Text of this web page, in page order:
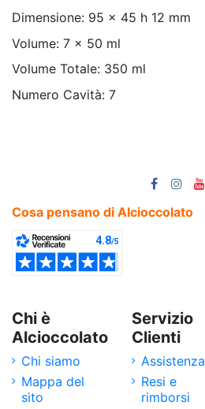
Dimensione: 95 x 45 h 12 mm
Volume: 7 x 50 ml
Volume Totale: 350 ml
Numero Cavità: 7
Cosa pensano di Alcioccolato
Chi è
Alcioccolato
Chi siamo
Mappa del
sito
Servizio
Clienti
Assistenza
Resi e
rimborsi